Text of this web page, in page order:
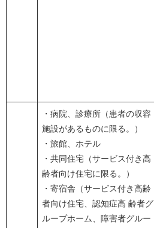
・病院、診療所（患者の収容
施設があるものに限る。）
・旅館、ホテル
・共同住宅（サービス付き高
齢者向け住宅に限る。）
・寄宿舎（サービス付き高齢
者向け住宅、認知症高 齢者グ
ループホーム、障害者グルー